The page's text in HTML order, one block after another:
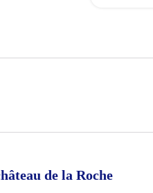
de la Roche